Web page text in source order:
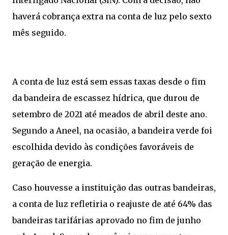
haverá cobrança extra na conta de luz pelo sexto
mês seguido.
A conta de luz está sem essas taxas desde o fim
da bandeira de escassez hídrica, que durou de
setembro de 2021 até meados de abril deste ano.
Segundo a Aneel, na ocasião, a bandeira verde foi
escolhida devido às condições favoráveis de
geração de energia.
Caso houvesse a instituição das outras bandeiras,
a conta de luz refletiria o reajuste de até 64% das
bandeiras tarifárias aprovado no fim de junho